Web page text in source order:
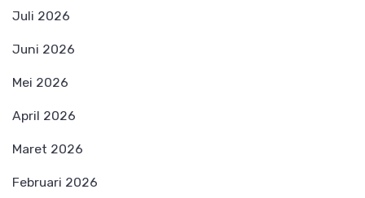
Juli 2026
Juni 2026
Mei 2026
April 2026
Maret 2026
Februari 2026